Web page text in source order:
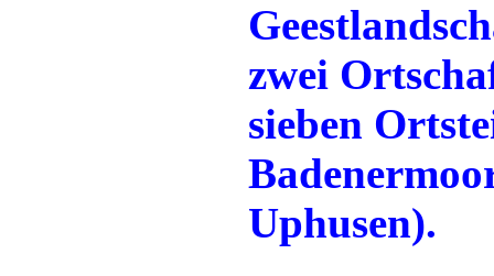
zwei
sieben
Uphusen).